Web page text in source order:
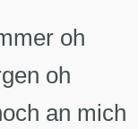
oh
oh
an mich